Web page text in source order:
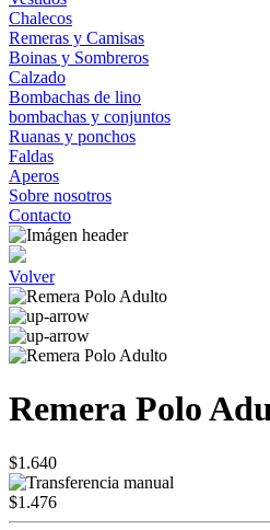
Chalecos
Remeras y Camisas
Boinas y Sombreros
Calzado
Bombachas de lino
bombachas y conjuntos
Ruanas y ponchos
Faldas
Aperos
Sobre nosotros
Contacto
Volver
Remera Polo
$1.640
$1.476